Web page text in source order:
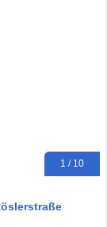
1 / 10